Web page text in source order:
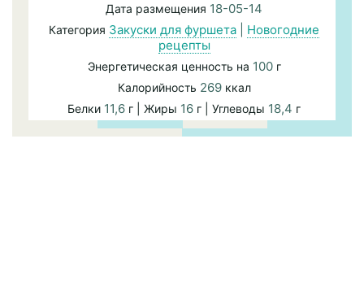
Дата размещения 18-05-14
Категория Закуски для фуршета
Новогодние
рецепты
Энергетическая ценность на 100г
Калорийность 269ккал
Белки 11,6 г | Жиры 16 г | Углеводы 18,4 г